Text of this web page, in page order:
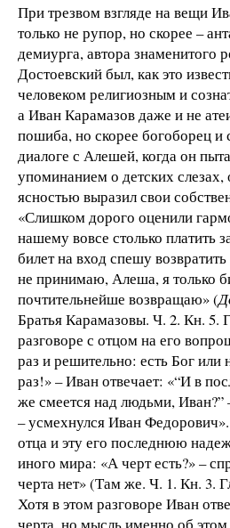
При трезвом взгляде на вещи
только не рупор, но скорее –
демиурга, автора знаменитого
Достоевский был, как это
человеком религиозным и
а Иван Карамазов даже и не
пошиба, но скорее богоборец и
диалоге с Алешей, когда он
упоминанием о детских
ясностью выразил свои
«Слишком дорого оценили
нашему вовсе столько платить
билет на вход спешу
не принимаю, Алеша, я только
почтительнейше возвращаю» (
Братья Карамазовы. Ч. 2. Кн. 5.
разговоре с отцом на его
раз и решительно: есть Бог или
раз!» – Иван отвечает: «“И в
же смеется над людьми, Иван?”
– усмехнулся Иван
отца и эту его последнюю
иного мира: «А черт есть?» –
черта нет» (Там же. Ч. 1. Кн. 3.
Хотя в этом разговоре Иван